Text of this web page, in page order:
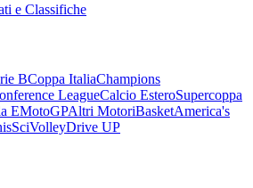
e Classifiche
BCoppa ItaliaChampions
LeagueCalcio EsteroSupercoppa
EMotoGPAltri MotoriBasketAmerica's
SciVolleyDrive UP